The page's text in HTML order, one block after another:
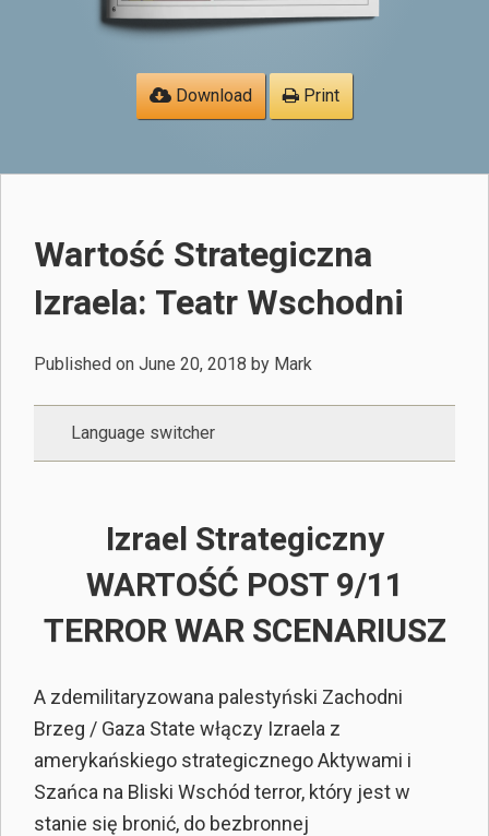
Download Print
Wartość Strategiczna
Izraela: Teatr Wschodni
Published on June 20, 2018 by Mark
Language switcher
Izrael Strategiczny
WARTOŚĆ POST 9/11
TERROR WAR SCENARIUSZ
A zdemilitaryzowana palestyński Zachodni
Brzeg / Gaza State włączy Izraela z
amerykańskiego strategicznego Aktywami i
Szańca na Bliski Wschód terror, który jest w
stanie się bronić, do bezbronnej